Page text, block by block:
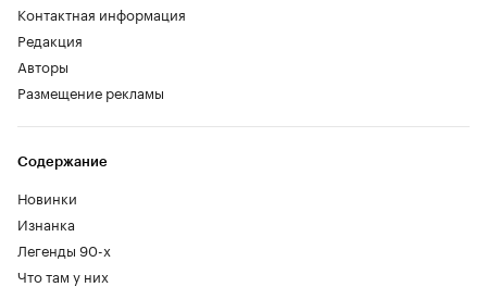
Контактная информация
Редакция
Авторы
Размещение рекламы
Содержание
Новинки
Изнанка
Легенды 90-х
Что там у них